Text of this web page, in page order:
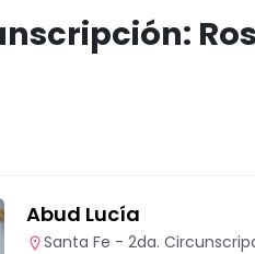
Abud Lucía
Santa Fe - 2da.